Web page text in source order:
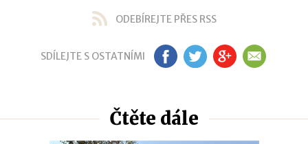
ODEBÍREJTE PŘES RSS
SDÍLEJTE S OSTATNÍMI FB TW GP EM
Čtěte dále